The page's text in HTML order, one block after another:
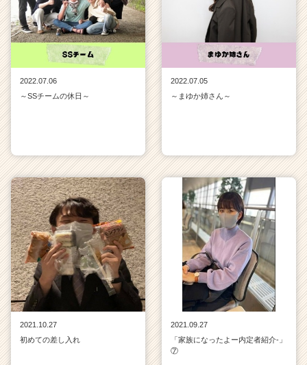
2022.07.06
～SSチームの休日～
2022.07.05
～まゆか姉さん～
2021.10.27
初めての差し入れ
2021.09.27
「家族になったよー内定者紹介‐」
⑦